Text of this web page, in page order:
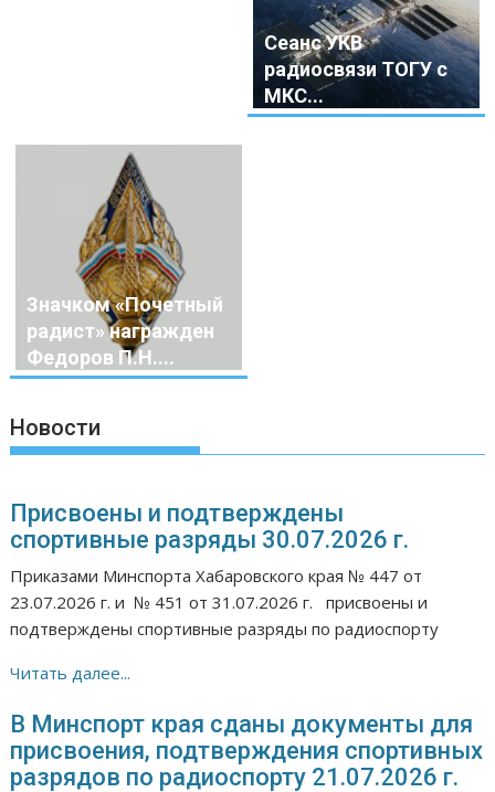
Сеанс УКВ
радиосвязи ТОГУ с
МКС...
Значком «Почетный
радист» награжден
Федоров П.Н....
Новости
Присвоены и подтверждены
спортивные разряды 30.07.2026 г.
Приказами Минспорта Хабаровского края № 447 от
23.07.2026 г. и № 451 от 31.07.2026 г. присвоены и
подтверждены спортивные разряды по радиоспорту
Читать далее...
В Минспорт края сданы документы для
присвоения, подтверждения спортивных
разрядов по радиоспорту 21.07.2026 г.